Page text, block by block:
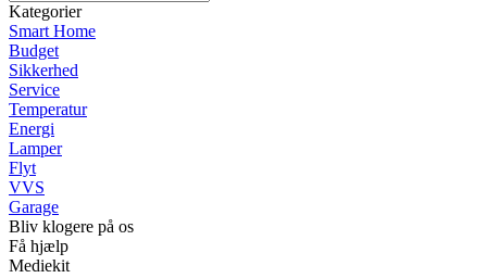
Kategorier
Smart Home
Budget
Sikkerhed
Service
Temperatur
Energi
Lamper
Flyt
VVS
Garage
Bliv klogere på os
Få hjælp
Mediekit